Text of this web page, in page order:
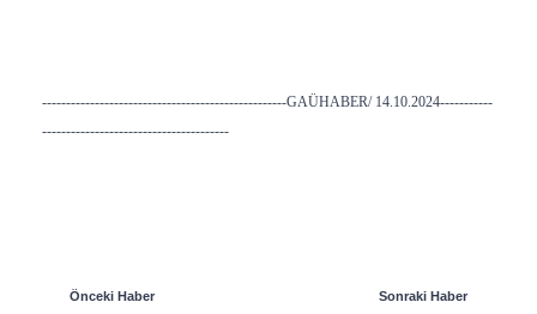
---------------------------------------------------GAÜHABER/ 14.10.2024-----------
---------------------------------------
Önceki Haber Sonraki Haber